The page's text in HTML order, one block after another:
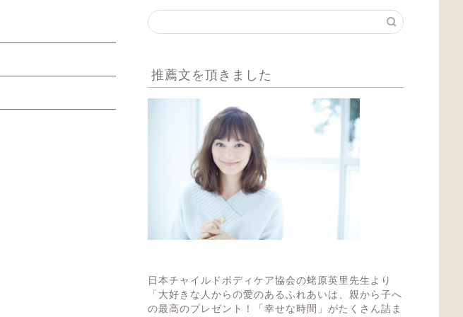
推薦文を頂きました
日本チャイルドボディケア協会の蛯原英里先生より
「大好きな人からの愛のあるふれあいは、親から子へ
の最高のプレゼント！「幸せな時間」がたくさん詰ま